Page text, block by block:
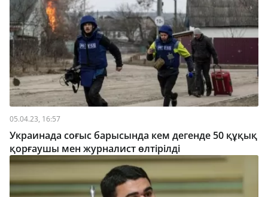
05.04.23, 16:57
Украинада соғыс барысында кем дегенде 50 құқық
қорғаушы мен журналист өлтірілді